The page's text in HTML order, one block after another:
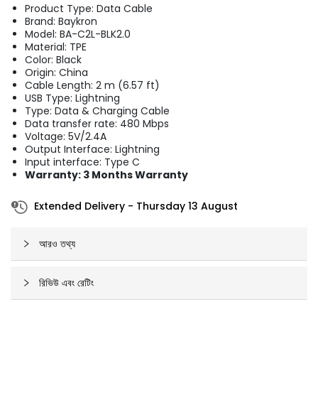
Product Type: Data Cable
Brand: Baykron
Model: BA-C2L-BLK2.0
Material: TPE
Color: Black
Origin: China
Cable Length: 2 m (6.57 ft)
USB Type: Lightning
Type: Data & Charging Cable
Data transfer rate: 480 Mbps
Voltage: 5V/2.4A
Output Interface: Lightning
Input interface: Type C
Warranty: 3 Months Warranty
Extended Delivery - Thursday 13 August
আরও তথ্য
রিভিউ এবং রেটিং